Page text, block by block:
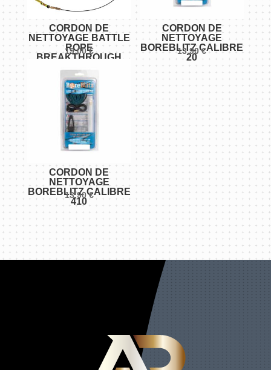
CORDON DE
NETTOYAGE BATTLE
ROPE
BREAKTHROUGH
19,00€
CORDON DE
NETTOYAGE
BOREBLITZ CALIBRE
20
13,90€
CORDON DE
NETTOYAGE
BOREBLITZ CALIBRE
410
13,90€